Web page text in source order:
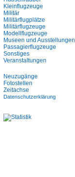
Kleinflugzeuge
Militär
Militärflugplätze
Militärflugzeuge
Modellflugzeuge
Museen und Ausstellungen
Passagierflugzeuge
Sonstiges
Veranstaltungen
Neuzugänge
Fotostellen
Zeitachse
Datenschutzerklärung